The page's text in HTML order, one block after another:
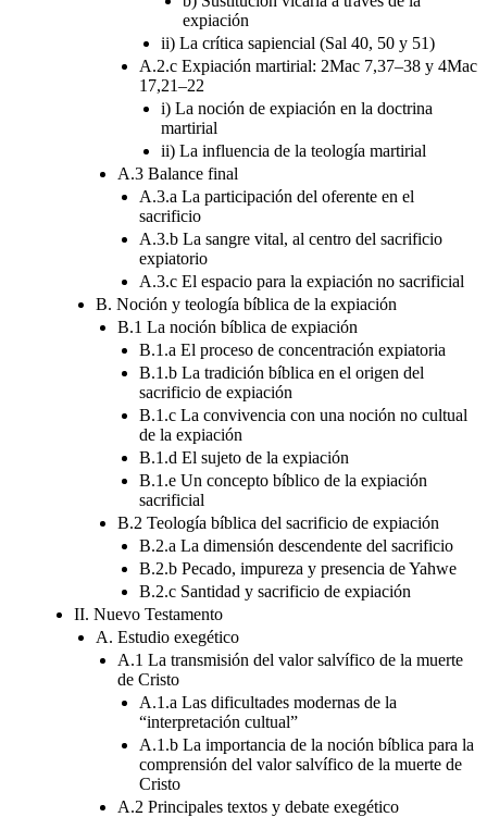
expiación
ii) La crítica sapiencial (Sal 40, 50 y 51)
A.2.c Expiación martirial: 2Mac 7,37–38 y 4Mac
17,21–22
i) La noción de expiación en la doctrina
martirial
ii) La influencia de la teología martirial
A.3 Balance final
A.3.a La participación del oferente en el
sacrificio
A.3.b La sangre vital, al centro del sacrificio
expiatorio
A.3.c El espacio para la expiación no sacrificial
B. Noción y teología bíblica de la expiación
B.1 La noción bíblica de expiación
B.1.a El proceso de concentración expiatoria
B.1.b La tradición bíblica en el origen del
sacrificio de expiación
B.1.c La convivencia con una noción no cultual
de la expiación
B.1.d El sujeto de la expiación
B.1.e Un concepto bíblico de la expiación
sacrificial
B.2 Teología bíblica del sacrificio de expiación
B.2.a La dimensión descendente del sacrificio
B.2.b Pecado, impureza y presencia de Yahwe
B.2.c Santidad y sacrificio de expiación
II. Nuevo Testamento
A. Estudio exegético
A.1 La transmisión del valor salvífico de la muerte
de Cristo
A.1.a Las dificultades modernas de la
“interpretación cultual”
A.1.b La importancia de la noción bíblica para la
comprensión del valor salvífico de la muerte de
Cristo
A.2 Principales textos y debate exegético